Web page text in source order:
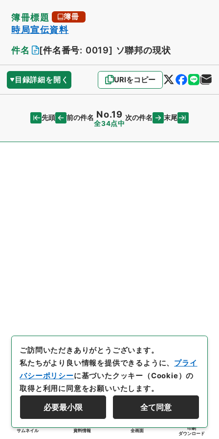
簿冊標題 簿冊
時局宣伝資料
件名
[件名番号: 0019] ソ聯邦の現状
目録詳細を開く URIをコピー
先頭 前の件名 No.19
全34点中
次の件名 末尾
サムネイル 資料情報 全画面
印刷
ダウンロード
ご訪問いただきありがとうございます。
私たちがより良い情報を提供できるように、 プライ
バシーポリシーに基づいたクッキー（Cookie）の
取得と利用に同意をお願いいたします。
必要最小限 全て同意